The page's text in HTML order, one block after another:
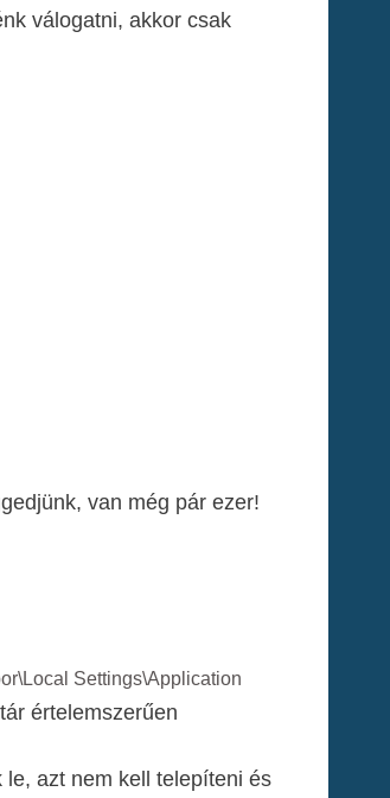
válogatni, akkor csak
van még pár ezer!
Settings\Application
értelemszerűen
le, azt nem kell telepíteni és